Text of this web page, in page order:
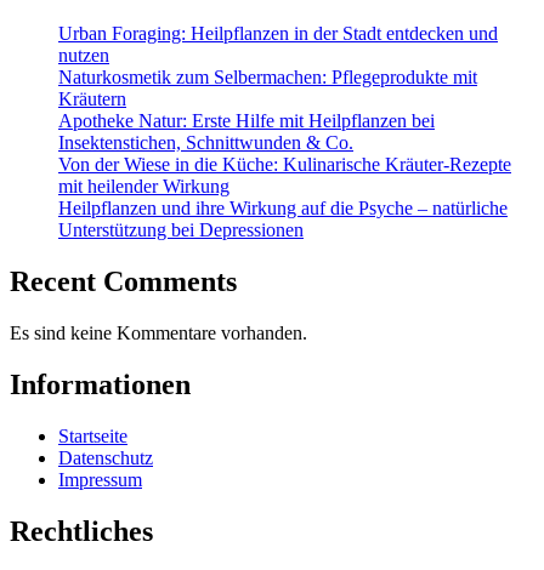
Urban Foraging: Heilpflanzen in der Stadt entdecken und
nutzen
Naturkosmetik zum Selbermachen: Pflegeprodukte mit
Kräutern
Apotheke Natur: Erste Hilfe mit Heilpflanzen bei
Insektenstichen, Schnittwunden & Co.
Von der Wiese in die Küche: Kulinarische Kräuter-Rezepte
mit heilender Wirkung
Heilpflanzen und ihre Wirkung auf die Psyche – natürliche
Unterstützung bei Depressionen
Recent Comments
Es sind keine Kommentare vorhanden.
Informationen
Startseite
Datenschutz
Impressum
Rechtliches